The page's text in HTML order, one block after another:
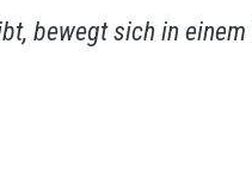
bewegt sich in